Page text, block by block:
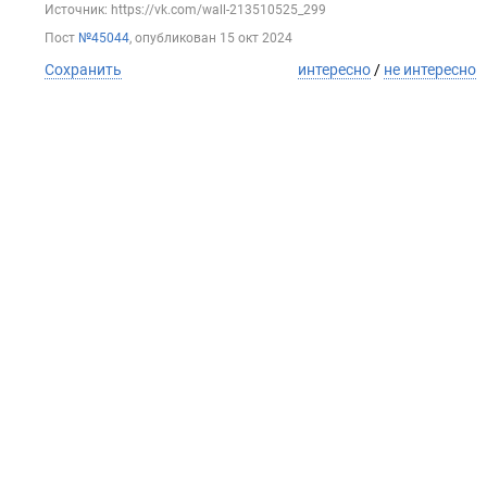
Источник: https://vk.com/wall-213510525_299
Пост №45044, опубликован 15 окт 2024
Сохранить интересно / не интересно